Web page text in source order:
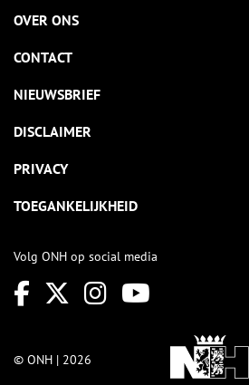
OVER ONS
CONTACT
NIEUWSBRIEF
DISCLAIMER
PRIVACY
TOEGANKELIJKHEID
Volg ONH op social media
© ONH | 2026